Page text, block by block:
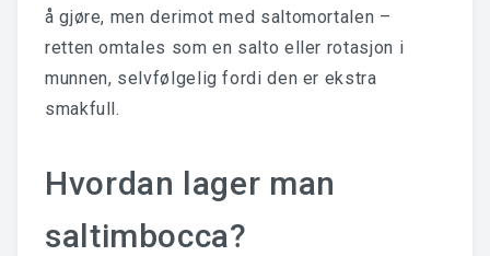
å gjøre, men derimot med saltomortalen –
retten omtales som en salto eller rotasjon i
munnen, selvfølgelig fordi den er ekstra
smakfull.
Hvordan lager man
saltimbocca?